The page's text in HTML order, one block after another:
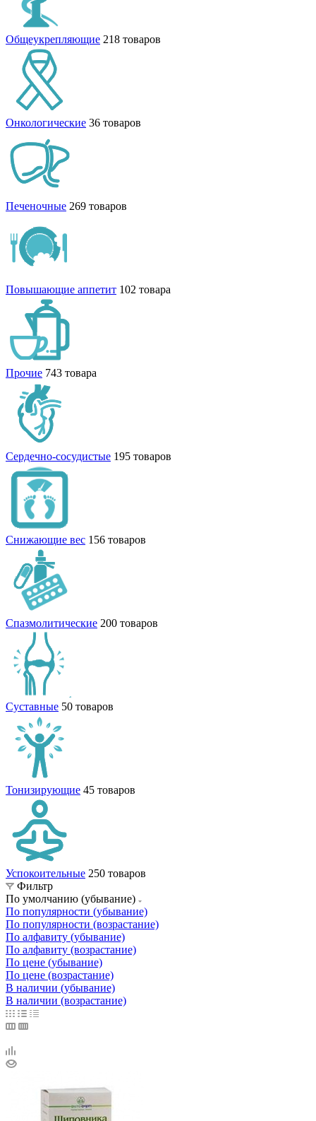
Общеукрепляющие 218 товаров
Онкологические 36 товаров
Печеночные 269 товаров
Повышающие аппетит 102 товара
Прочие 743 товара
Сердечно-сосудистые 195 товаров
Снижающие вес 156 товаров
Спазмолитические 200 товаров
Суставные 50 товаров
Тонизирующие 45 товаров
Успокоительные 250 товаров
Фильтр
По умолчанию (убывание)
По популярности (убывание)
По популярности (возрастание)
По алфавиту (убывание)
По алфавиту (возрастание)
По цене (убывание)
По цене (возрастание)
В наличии (убывание)
В наличии (возрастание)